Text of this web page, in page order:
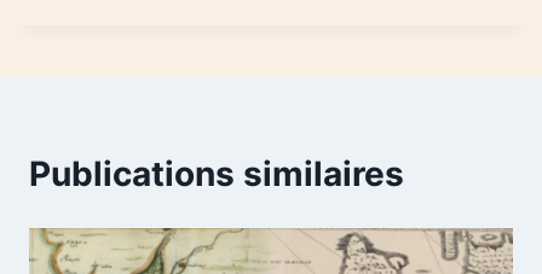
Publications similaires